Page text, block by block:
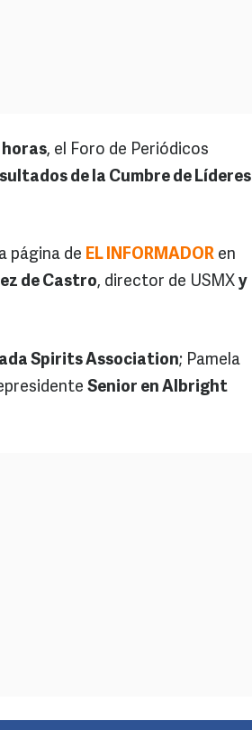
horas, el Foro de Periódicos
de la Cumbre de Líderes
página de EL INFORMADOR en
de Castro, director de USMX y
Spirits Association; Pamela
Senior en Albright